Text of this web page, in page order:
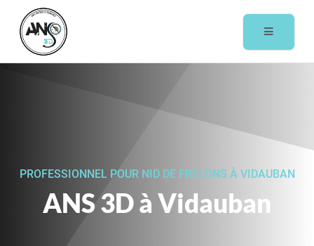
PROFESSIONNEL POUR NID DE FRELONS À VIDAUBAN
ANS 3D à Vidauban